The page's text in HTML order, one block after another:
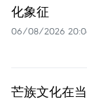
化象征
06/08/2026
芒族文化在